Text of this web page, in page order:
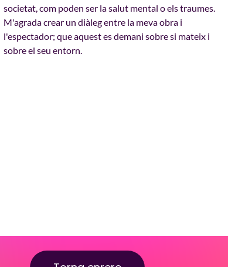
societat, com poden ser la salut mental o els traumes.
M'agrada crear un diàleg entre la meva obra i
l'espectador; que aquest es demani sobre si mateix i
sobre el seu entorn.